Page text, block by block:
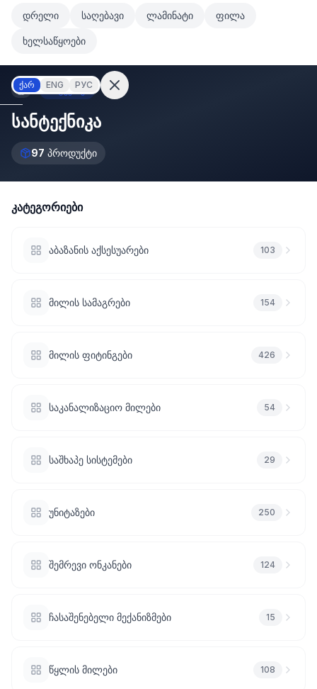
მთავარ კონტენტზე გადასვლა
მთავარ კონტენტზე გადასვლა
დრელი საღებავი ლამინატი ფილა
ხელსაწყოები
ქარ ENG РУС
შესვლა
არ
1285
ბაღი და
პროდუქტი
489
კლიმატური
სანტექნიკა
სანტექნიკა
97 პროდუქტი
კატეგორიები
აბაზანის აქსესუარები 103
მილის სამაგრები 154
მილის ფიტინგები 426
საკანალიზაციო მილები 54
საშხაპე სისტემები 29
უნიტაზები 250
შემრევი ონკანები 124
ჩასაშენებელი მექანიზმები 15
წყლის მილები 108